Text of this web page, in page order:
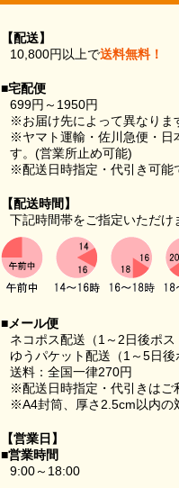
【配送】
10,800円以上で送料無料！
■宅配便
699円～1950円
※お届け先によって異なりま
※ヤマト運輸・佐川急便・日
す。(営業所止め可能)
※配送日時指定・代引き可能
【配送時間】
下記時間帯をご指定いただけ
■メール便
ネコポス配送（1～2日後ポ
ゆうパケット配送（1～5日
送料：全国一律270円
※配送日時指定・代引きはご
※A4封筒、厚さ2.5cm以内の
【営業日】
■営業時間
9:00～18:00